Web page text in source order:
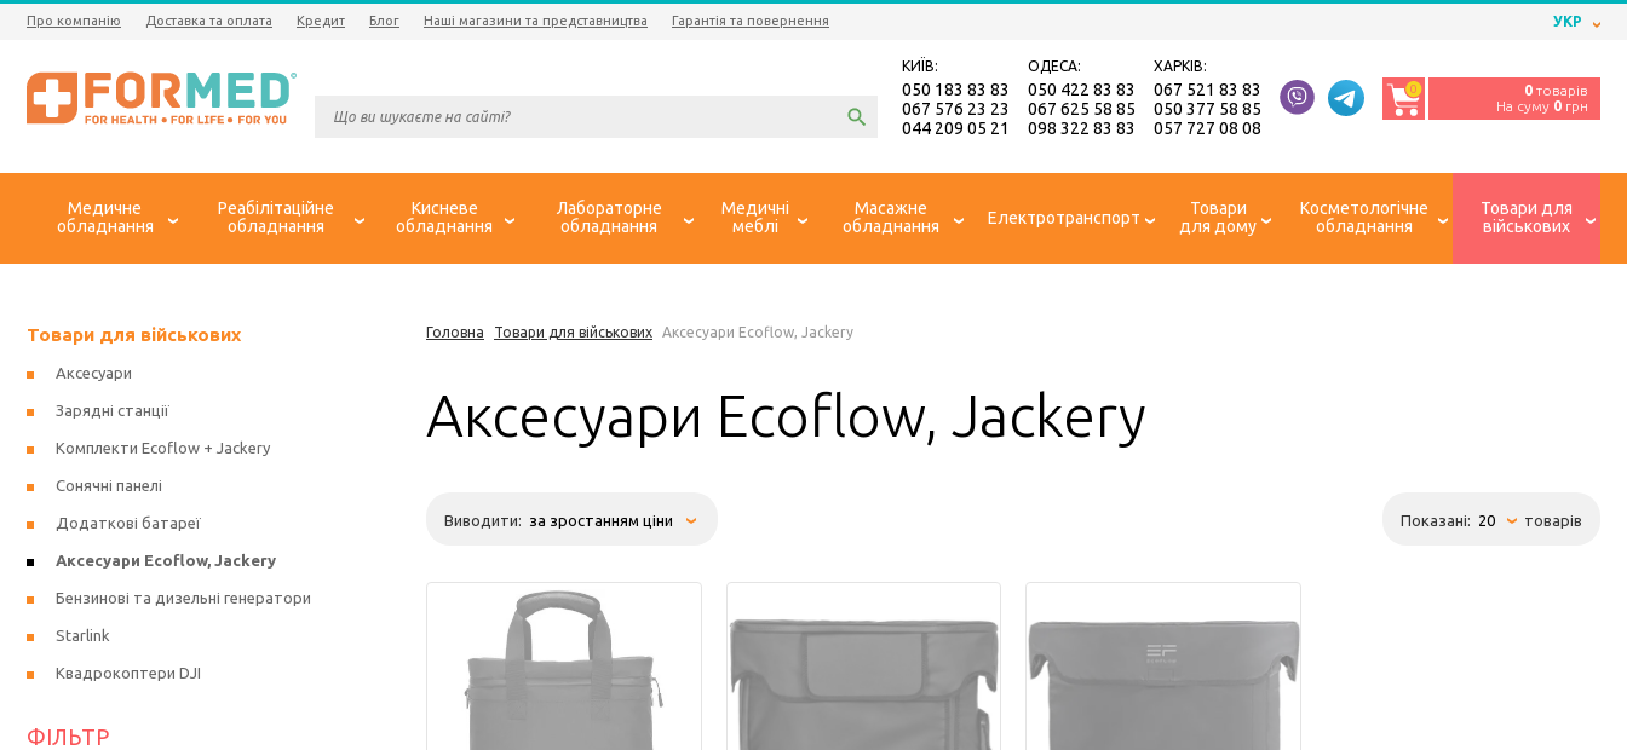
Про компанію Доставка та оплата Кредит Блог Наші магазини та представництва Гарантія та повернення УКР
КИЇВ:
050 183 83 83
067 576 23 23
044 209 05 21
ОДЕСА:
050 422 83 83
067 625 58 85
098 322 83 83
ХАРКІВ:
067 521 83 83
050 377 58 85
057 727 08 08
0 0 товарів
На суму 0 грн
Медичне
обладнання
Реабілітаційне
обладнання
Кисневе
обладнання
Лабораторне
обладнання
Медичні
меблі
Масажне
обладнання
Електротранспорт
Товари
для дому
Косметологічне
обладнання
Товари для
військових
Головна Товари для військових Аксесуари Ecoflow, Jackery
Аксесуари Ecoflow, Jackery
Виводити: Показані: товарів
Товари для військових
Аксесуари
Зарядні станції
Комплекти Ecoflow + Jackery
Сонячні панелі
Додаткові батареї
Аксесуари Ecoflow, Jackery
Бензинові та дизельні генератори
Starlink
Квадрокоптери DJI
ФІЛЬТР